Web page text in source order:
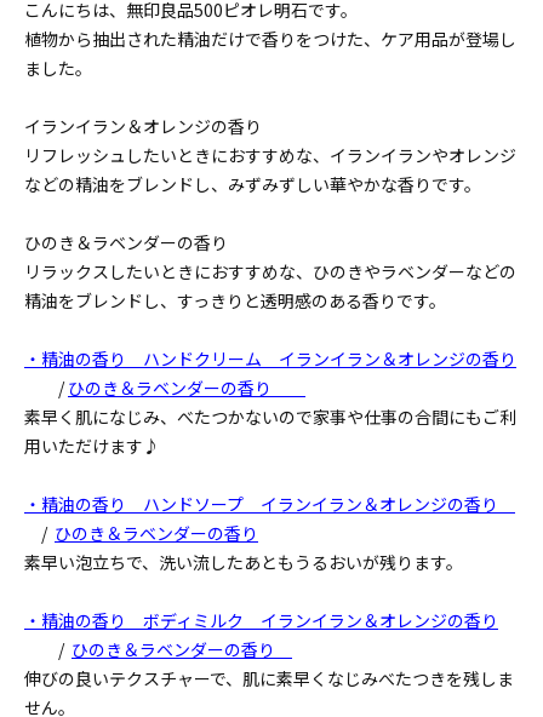
こんにちは、無印良品500ピオレ明石です。
植物から抽出された精油だけで香りをつけた、ケア用品が登場し
ました。
イランイラン＆オレンジの香り
リフレッシュしたいときにおすすめな、イランイランやオレンジ
などの精油をブレンドし、みずみずしい華やかな香りです。
ひのき＆ラベンダーの香り
リラックスしたいときにおすすめな、ひのきやラベンダーなどの
精油をブレンドし、すっきりと透明感のある香りです。
・精油の香り ハンドクリーム イランイラン＆オレンジの香り
/ひのき＆ラベンダーの香り
素早く肌になじみ、べたつかないので家事や仕事の合間にもご利
用いただけます♪
・精油の香り ハンドソープ イランイラン＆オレンジの香り
/ ひのき＆ラベンダーの香り
素早い泡立ちで、洗い流したあともうるおいが残ります。
・精油の香り ボディミルク イランイラン＆オレンジの香り
/ ひのき＆ラベンダーの香り
伸びの良いテクスチャーで、肌に素早くなじみべたつきを残しま
せん。